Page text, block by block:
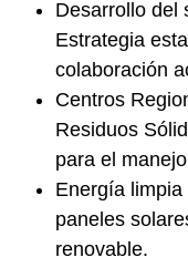
Desarrollo del
Estrategia
colaboración
Centros
Residuos
para el
Energía
paneles
renovable.